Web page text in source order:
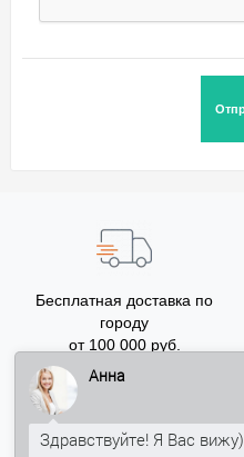
Бесплатная доставка по
городу
от 100 000 руб.
Бонусы за покупку
Анна
Здравствуйте! Я Вас вижу)